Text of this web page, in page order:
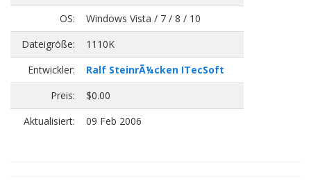
OS:
Windows Vista / 7 / 8 / 10
Dateigröße:
1110K
Entwickler:
Ralf SteinrÃ¼cken ITecSoft
Preis:
$0.00
Aktualisiert:
09 Feb 2006